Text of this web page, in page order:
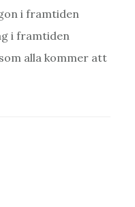
i framtiden
i framtiden
alla kommer att